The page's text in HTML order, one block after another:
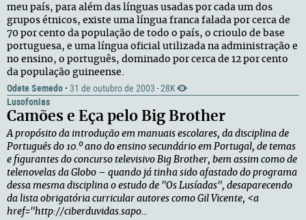
meu país, para além das línguas usadas por cada um dos
grupos étnicos, existe uma língua franca falada por cerca de
70 por cento da população de todo o país, o crioulo de base
portuguesa, e uma língua oficial utilizada na administração e
no ensino, o português, dominado por cerca de 12 por cento
da população guineense.
Odete Semedo · 31 de outubro de 2003 · 28K
Lusofonias
Camões e Eça pelo Big Brother
A propósito da introdução em manuais escolares, da disciplina de
Português do 10.º ano do ensino secundário em Portugal, de temas
e figurantes do concurso televisivo Big Brother, bem assim como de
telenovelas da Globo – quando já tinha sido afastado do programa
dessa mesma disciplina o estudo de "Os Lusíadas", desaparecendo
da lista obrigatória curricular autores como Gil Vicente, <a
href="http://ciberduvidas.sapo...